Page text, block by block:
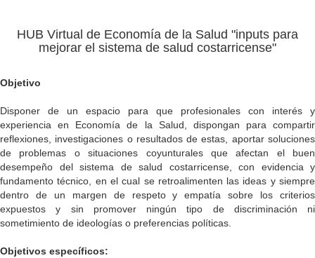
HUB Virtual de Economía de la Salud "inputs para
mejorar el sistema de salud costarricense"
Objetivo
Disponer de un espacio para que profesionales con interés y
experiencia en Economía de la Salud, dispongan para compartir
reflexiones, investigaciones o resultados de estas, aportar soluciones
de problemas o situaciones coyunturales que afectan el buen
desempeño del sistema de salud costarricense, con evidencia y
fundamento técnico, en el cual se retroalimenten las ideas y siempre
dentro de un margen de respeto y empatía sobre los criterios
expuestos y sin promover ningún tipo de discriminación ni
sometimiento de ideologías o preferencias políticas.
Objetivos específicos: